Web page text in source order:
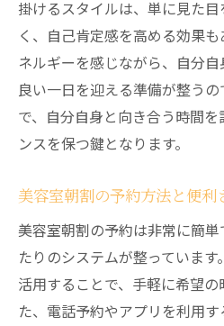
掛けるスタイルは、単に見た
く、自己肯定感を高める効果
ネルギーを感じながら、自分
良い一日を迎える準備が整う
で、自分自身と向き合う時間
ンスを保つ鍵となります。
美容室朝割の予約方法と便利
美容室朝割の予約は非常に簡
たりのシステムが整っていま
活用することで、手軽に希望
た、電話予約やアプリを利用